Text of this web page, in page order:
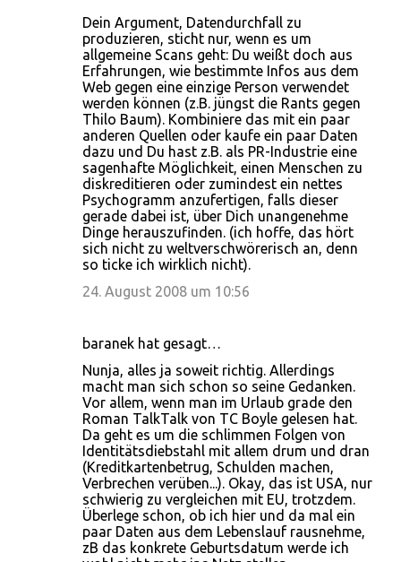
Dein Argument, Datendurchfall zu
produzieren, sticht nur, wenn es um
allgemeine Scans geht: Du weißt doch aus
Erfahrungen, wie bestimmte Infos aus dem
Web gegen eine einzige Person verwendet
werden können (z.B. jüngst die Rants gegen
Thilo Baum). Kombiniere das mit ein paar
anderen Quellen oder kaufe ein paar Daten
dazu und Du hast z.B. als PR-Industrie eine
sagenhafte Möglichkeit, einen Menschen zu
diskreditieren oder zumindest ein nettes
Psychogramm anzufertigen, falls dieser
gerade dabei ist, über Dich unangenehme
Dinge herauszufinden. (ich hoffe, das hört
sich nicht zu weltverschwörerisch an, denn
so ticke ich wirklich nicht).
24. August 2008 um 10:56
baranek hat gesagt…
Nunja, alles ja soweit richtig. Allerdings
macht man sich schon so seine Gedanken.
Vor allem, wenn man im Urlaub grade den
Roman TalkTalk von TC Boyle gelesen hat.
Da geht es um die schlimmen Folgen von
Identitätsdiebstahl mit allem drum und dran
(Kreditkartenbetrug, Schulden machen,
Verbrechen verüben...). Okay, das ist USA, nur
schwierig zu vergleichen mit EU, trotzdem.
Überlege schon, ob ich hier und da mal ein
paar Daten aus dem Lebenslauf rausnehme,
zB das konkrete Geburtsdatum werde ich